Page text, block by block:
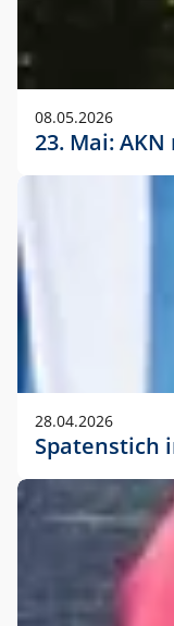
08.05.2026
23. Mai:
28.04.2026
Spatenstich